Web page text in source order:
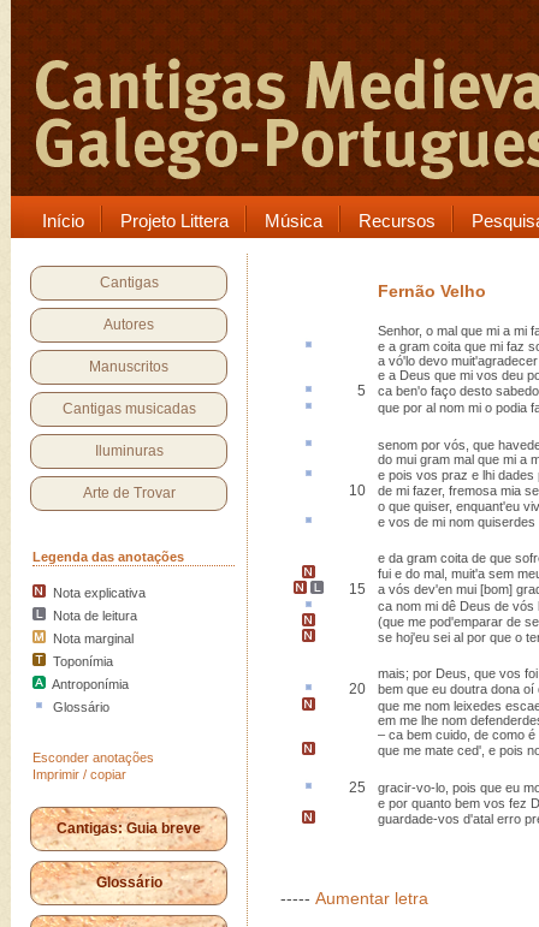
Início Projeto Littera Música Recursos
Cantigas
Autores
Manuscritos
Cantigas musicadas
Iluminuras
Arte de Trovar
Legenda das anotações
Nota explicativa
Nota de leitura
Nota marginal
Toponímia
Antroponímia
Glossário
Esconder anotações
Imprimir / copiar
Cantigas: Guia breve
Glossário
Fernão Velho
Senhor, o mal que mi a mi
e a gram coita que mi faz
a vó'lo devo muit'agradecer
e a Deus que mi vos deu
5 ca ben'o faço desto
que por al nom mi o podia
senom por vós, que
do mui gram mal que mi a
e pois vos praz e lhi dades
10
de mi fazer, fremosa mia
o que quiser, enquant'eu
e vos de mi nom quiserdes
e da gram coita de que
fui e do mal, muit'a sem
15 a vós dev'en mui [bom]
ca nom mi dê Deus de vós
(que me pod'emparar de
se hoj'eu sei al por que o
mais; por Deus, que vos
20 bem que eu doutra dona oí
que me nom leixedes
em me lhe nom
– ca bem cuido, de como é
que me mate ced', e pois
25 gracir-vo-lo , pois que eu
e por quanto bem vos fez
guardade-vos d'atal erro
----- Aumentar letra